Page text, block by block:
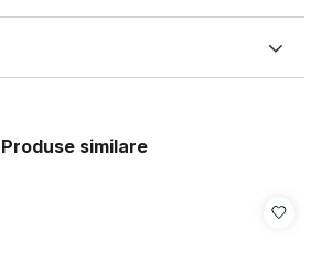
Produse similare